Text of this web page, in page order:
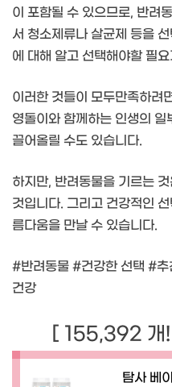
이 포함될 수 있으므로, 반려
서 청소제류나 살균제 등을
에 대해 알고 선택해야할 필
이러한 것들이 모두만족하려
영돌이와 함께하는 인생의
끌어올릴 수도 있습니다.
하지만, 반려동물을 기르는
것입니다. 그리고 건강적인
름다움을 만날 수 있습니다.
#반려동물 #건강한 선택 #
건강
[ 155,392 개!
탐사 베